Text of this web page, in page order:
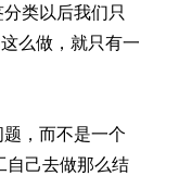
类以后我们只
么做，就只有一
，而不是一个
自己去做那么结